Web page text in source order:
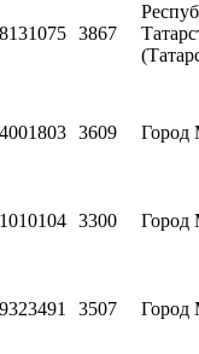
3867
3609 Город
3300 Город
3507 Город